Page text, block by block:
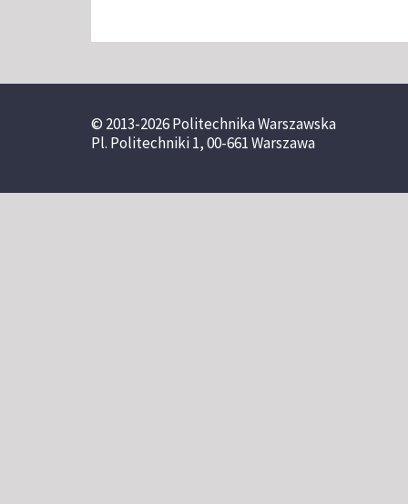
© 2013-2026 Politechnika Warszawska
Pl. Politechniki 1, 00-661 Warszawa